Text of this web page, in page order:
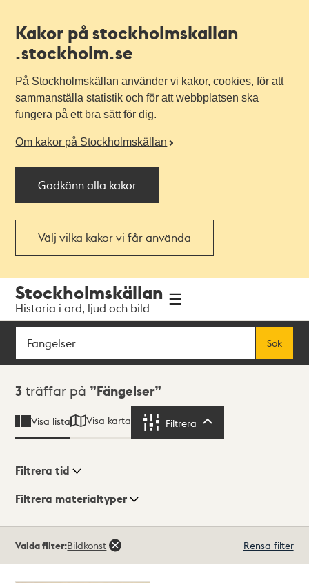
Kakor på stockholmskallan
.stockholm.se
På Stockholmskällan använder vi kakor, cookies, för att
sammanställa statistik och för att webbplatsen ska
fungera på ett bra sätt för dig.
Om kakor på Stockholmskällan
Godkänn alla kakor
Välj vilka kakor vi får använda
navigationen
huvudinnehållet
Stockholmskällan
Historia i ord, ljud och bild
Sök
Sök
Sökresultat
3 träffar på Fängelser
Visa lista Visa karta Filtrera
Visningsläge
Filtrera tid
Filtrera materialtyper
träffar
Valda filter:Bildkonst Rensa filter